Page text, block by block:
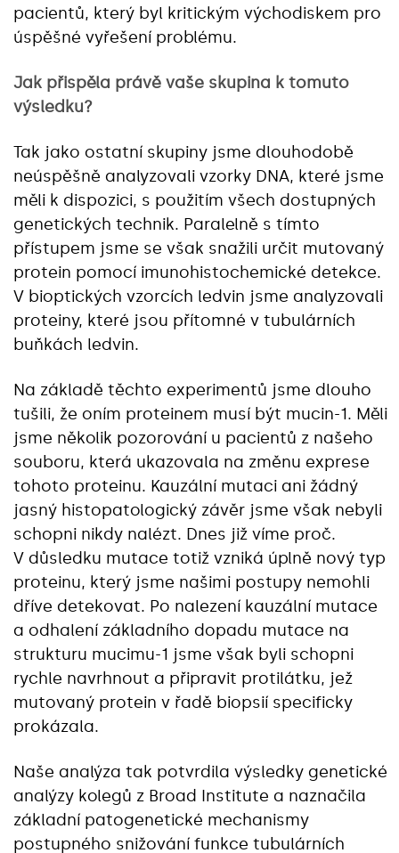
pacientů, který byl kritickým východiskem pro
úspěšné vyřešení problému.
Jak přispěla právě vaše skupina k tomuto
výsledku?
Tak jako ostatní skupiny jsme dlouhodobě
neúspěšně analyzovali vzorky DNA, které jsme
měli k dispozici, s použitím všech dostupných
genetických technik. Paralelně s tímto
přístupem jsme se však snažili určit mutovaný
protein pomocí imunohistochemické detekce.
V bioptických vzorcích ledvin jsme analyzovali
proteiny, které jsou přítomné v tubulárních
buňkách ledvin.
Na základě těchto experimentů jsme dlouho
tušili, že oním proteinem musí být mucin-1. Měli
jsme několik pozorování u pacientů z našeho
souboru, která ukazovala na změnu exprese
tohoto proteinu. Kauzální mutaci ani žádný
jasný histopatologický závěr jsme však nebyli
schopni nikdy nalézt. Dnes již víme proč.
V důsledku mutace totiž vzniká úplně nový typ
proteinu, který jsme našimi postupy nemohli
dříve detekovat. Po nalezení kauzální mutace
a odhalení základního dopadu mutace na
strukturu mucimu-1 jsme však byli schopni
rychle navrhnout a připravit protilátku, jež
mutovaný protein v řadě biopsií specificky
prokázala.
Naše analýza tak potvrdila výsledky genetické
analýzy kolegů z Broad Institute a naznačila
základní patogenetické mechanismy
postupného snižování funkce tubulárních